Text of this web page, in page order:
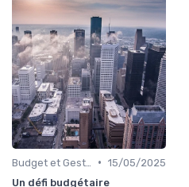
• 15/05/2025
Un défi budgétaire